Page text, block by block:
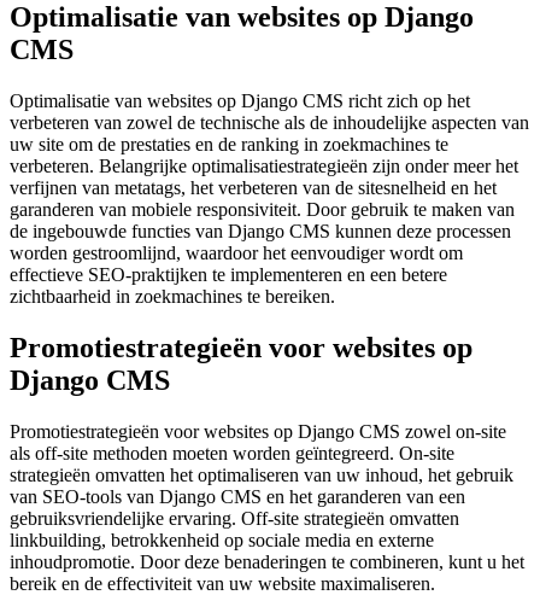
Optimalisatie van websites op Django
CMS
Optimalisatie van websites op Django CMS richt zich op het
verbeteren van zowel de technische als de inhoudelijke aspecten van
uw site om de prestaties en de ranking in zoekmachines te
verbeteren. Belangrijke optimalisatiestrategieën zijn onder meer het
verfijnen van metatags, het verbeteren van de sitesnelheid en het
garanderen van mobiele responsiviteit. Door gebruik te maken van
de ingebouwde functies van Django CMS kunnen deze processen
worden gestroomlijnd, waardoor het eenvoudiger wordt om
effectieve SEO-praktijken te implementeren en een betere
zichtbaarheid in zoekmachines te bereiken.
Promotiestrategieën voor websites op
Django CMS
Promotiestrategieën voor websites op Django CMS zowel on-site
als off-site methoden moeten worden geïntegreerd. On-site
strategieën omvatten het optimaliseren van uw inhoud, het gebruik
van SEO-tools van Django CMS en het garanderen van een
gebruiksvriendelijke ervaring. Off-site strategieën omvatten
linkbuilding, betrokkenheid op sociale media en externe
inhoudpromotie. Door deze benaderingen te combineren, kunt u het
bereik en de effectiviteit van uw website maximaliseren.